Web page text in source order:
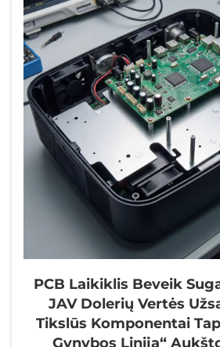
PCB Laikiklis Beveik
JAV Dolerių Vertės
Tikslūs Komponentai
Gynybos Linija“